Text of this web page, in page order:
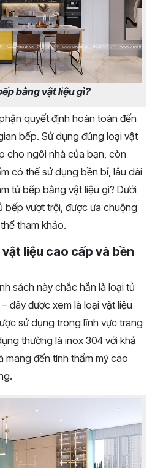
bằng vật liệu gì?
quyết định hoàn toàn đến
bếp. Sử dụng đúng loại vật
cho ngôi nhà của bạn, còn
có thể sử dụng bền bỉ, lâu dài
tủ bếp bằng vật liệu gì? Dưới
bếp vượt trội, được ưa chuộng
tham khảo.
vật liệu cao cấp và bền
sách này chắc hẳn là loại tủ
đây được xem là loại vật liệu
sử dụng trong lĩnh vực trang
thường là inox 304 với khả
mang đến tính thẩm mỹ cao